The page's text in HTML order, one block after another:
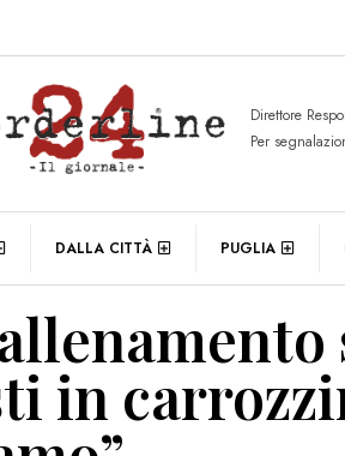
Direttore
Per
DALLA CITTÀ PUGLIA
in